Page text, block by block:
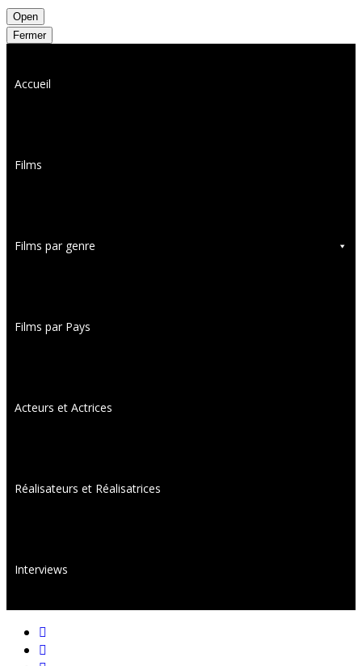
Open
Fermer
Accueil
Films
Films par genre
Films par Pays
Acteurs et Actrices
Réalisateurs et Réalisatrices
Interviews